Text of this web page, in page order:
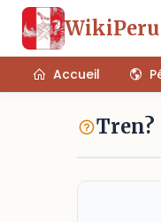
WikiPeru
Accueil
Tren?